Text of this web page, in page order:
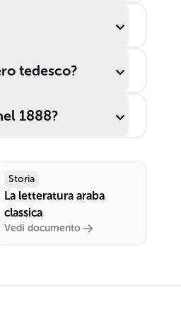
tedesco?
1888?
Storia
La letteratura araba
classica
Vedi documento